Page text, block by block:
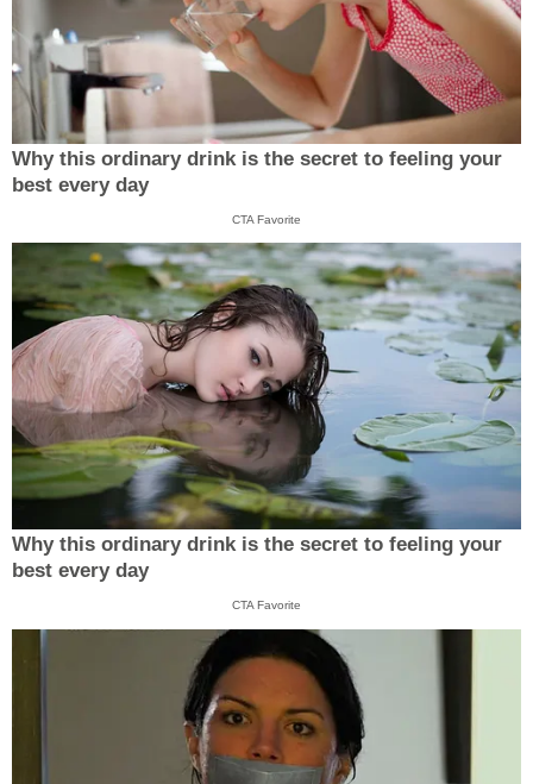
Why this ordinary drink is the secret to feeling your
best every day
CTA Favorite
Why this ordinary drink is the secret to feeling your
best every day
CTA Favorite